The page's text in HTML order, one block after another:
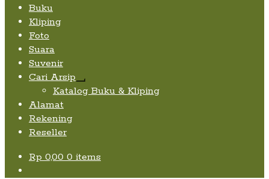
Buku
Kliping
Foto
Suara
Suvenir
Cari Arsip
Expand
child
Katalog Buku & Kliping
Alamat
Rekening
Reseller
Rp 0,00 0 items